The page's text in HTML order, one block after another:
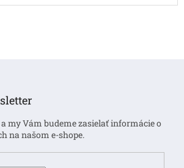
my Vám budeme zasielať informácie o
na našom e-shope.